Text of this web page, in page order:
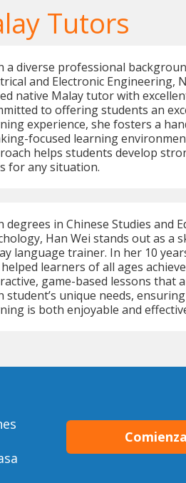
Tutors
a diverse professional
and Electronic Engineering,
native Malay tutor with
to offering students an
experience, she fosters a
focused learning
helps students develop
for any situation.
degrees in Chinese Studies and
Han Wei stands out as a
language trainer. In her 10
learners of all ages
game-based lessons that
student’s unique needs,
is both enjoyable and